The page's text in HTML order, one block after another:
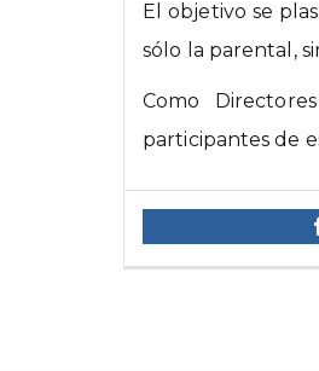
El objetivo se
sólo la parental,
Como
participantes de